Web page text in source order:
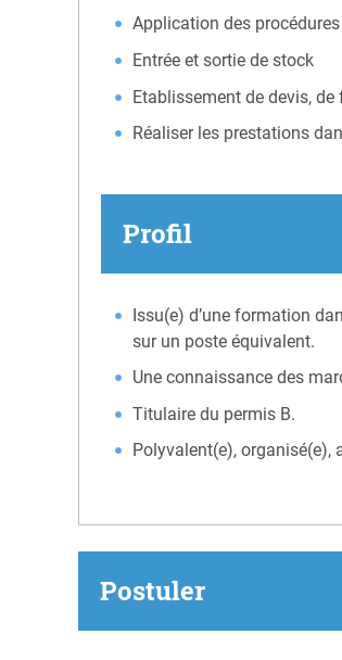
Application des
Entrée et sortie de stock
Etablissement de devis,
Réaliser les prestations
Profil
Issu(e) d’une formation
sur un poste équivalent.
Une connaissance des
Titulaire du permis B.
Polyvalent(e), organisé(e),
Postuler